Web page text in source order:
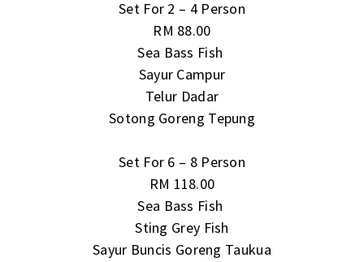
Set For 2 – 4 Person
RM 88.00
Sea Bass Fish
Sayur Campur
Telur Dadar
Sotong Goreng Tepung
Set For 6 – 8 Person
RM 118.00
Sea Bass Fish
Sting Grey Fish
Sayur Buncis Goreng Taukua